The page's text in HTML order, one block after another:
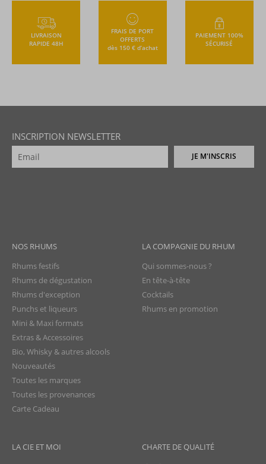
LIVRAISON
RAPIDE 48H
FRAIS DE PORT
OFFERTS
dès 150 € d’achat
PAIEMENT 100%
SÉCURISÉ
INSCRIPTION NEWSLETTER
JE M'INSCRIS
NOS RHUMS
Rhums festifs
Rhums de dégustation
Rhums d'exception
Punchs et liqueurs
Mini & Maxi formats
Extras & Accessoires
Bio, Whisky & autres alcools
Nouveautés
Toutes les marques
Toutes les provenances
Carte Cadeau
LA COMPAGNIE DU RHUM
Qui sommes-nous ?
En tête-à-tête
Cocktails
Rhums en promotion
LA CIE ET MOI CHARTE DE QUALITÉ